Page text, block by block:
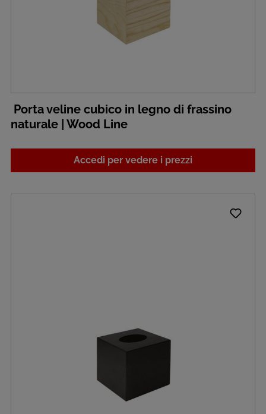
Porta veline cubico in legno di frassino
naturale | Wood Line
Accedi per vedere i prezzi